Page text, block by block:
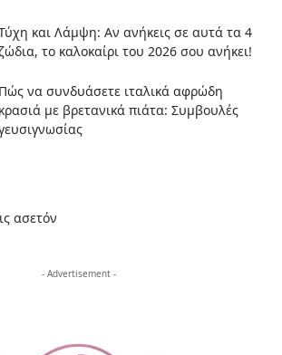
και Λάμψη: Αν ανήκεις σε αυτά τα 4
το καλοκαίρι του 2026 σου ανήκει!
Πώς να συνδυάσετε ιταλικά αφρώδη
κρασιά με βρετανικά πιάτα: Συμβουλές
ασετόν
- Advertisement -